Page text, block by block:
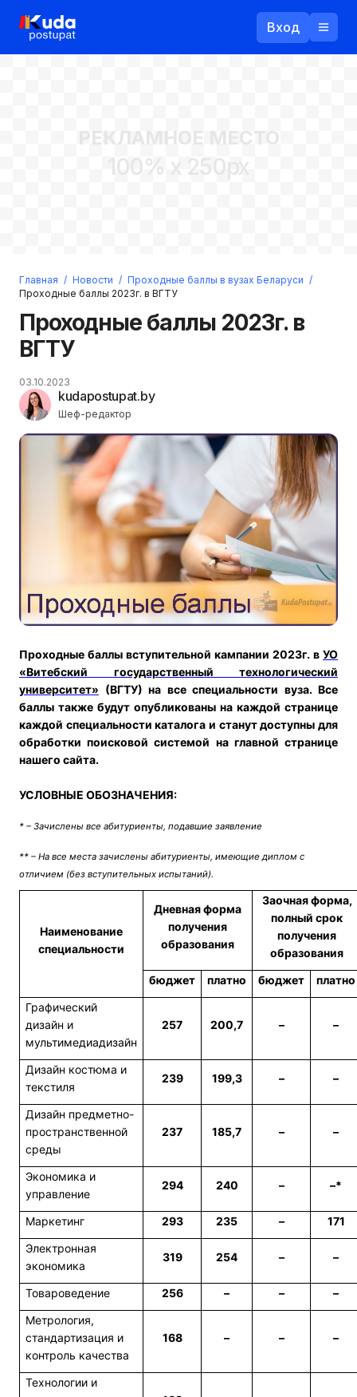
Вход
Войти
Регистрация
Прислать пароль
РЕКЛАМНОЕ МЕСТО
100% x 250px
Главная / Новости / Проходные баллы в вузах Беларуси /
Проходные баллы 2023г. в ВГТУ
Проходные баллы 2023г. в
ВГТУ
kudapostupat.by
Шеф-редактор
03.10.2023
Проходные баллы вступительной кампании 2023г. в УО
«Витебский государственный технологический
университет» (ВГТУ) на все специальности вуза. Все
баллы также будут опубликованы на каждой странице
каждой специальности каталога и станут доступны для
обработки поисковой системой на главной странице
нашего сайта.
УСЛОВНЫЕ ОБОЗНАЧЕНИЯ:
* – Зачислены все абитуриенты, подавшие заявление
** – На все места зачислены абитуриенты, имеющие диплом с
отличием (без вступительных испытаний).
Наименование
специальности
Дневная форма
получения
образования
Заочная форма,
полный срок
получения
образования
бюджет
платно бюджет
платно
Графический
дизайн и
мультимедиадизайн
257 200,7 – –
Дизайн костюма и
текстиля
239 199,3 – –
Дизайн предметно-
пространственной
среды
237 185,7 – –
Экономика и
управление
294 240 – –*
Маркетинг 293 235 –
171
Электронная
экономика
319 254 – –
Товароведение 256 – –
–
Метрология,
стандартизация и
контроль качества
168 – – –
Технологии и